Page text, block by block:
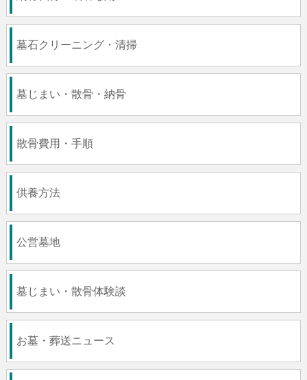
墓石クリーニング・清掃
墓じまい・散骨・納骨
散骨費用・手順
供養方法
公営墓地
墓じまい・散骨体験談
お墓・葬送ニュース